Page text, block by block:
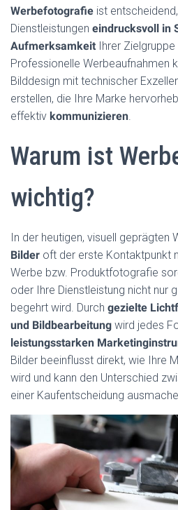
Werbefotografie ist
Dienstleistungen eindrucksvoll in
Aufmerksamkeit Ihrer Zielgruppe
Professionelle Werbeaufnahmen
Bilddesign mit technischer
erstellen, die Ihre Marke
effektiv kommunizieren.
Warum ist
wichtig?
In der heutigen, visuell geprägten
Bilder oft der erste Kontaktpunkt
Werbe bzw. Produktfotografie
oder Ihre Dienstleistung nicht nur
begehrt wird. Durch gezielte
und Bildbearbeitung wird jedes
leistungsstarken
Bilder beeinflusst direkt, wie Ihre
wird und kann den Unterschied
einer Kaufentscheidung